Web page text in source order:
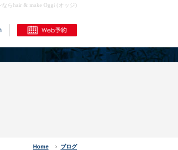
らhair & make Oggi (オッジ)
Home ブログ